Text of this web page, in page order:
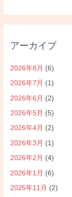
アーカイブ
2026年8月 (6)
2026年7月 (1)
2026年6月 (2)
2026年5月 (5)
2026年4月 (2)
2026年3月 (1)
2026年2月 (4)
2026年1月 (6)
2025年11月 (2)